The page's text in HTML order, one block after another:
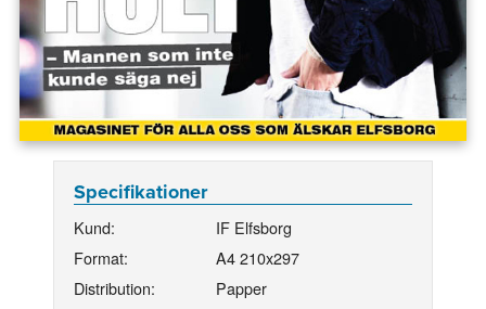
Specifikationer
Kund:
IF Elfsborg
Format:
A4 210x297
Distribution:
Papper